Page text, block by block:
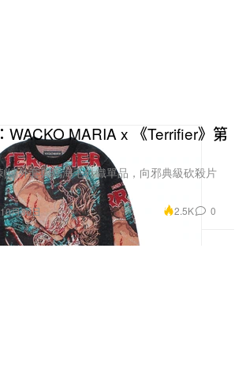
WACKO MARIA x 《Terrifier》第
繡外套與馬海毛針織單品，向邪典級砍殺片
月30日 2.5K 0